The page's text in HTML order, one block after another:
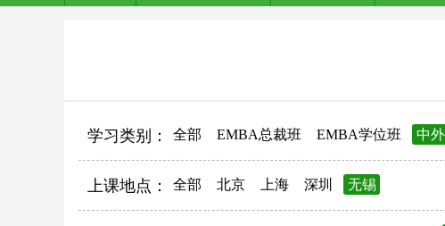
学习类别： 全部 EMBA总裁班 EMBA学位班 中
上课地点： 全部 北京 上海 深圳 无锡